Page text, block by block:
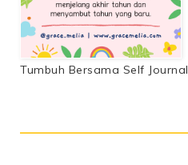
Tumbuh Bersama Self Journal